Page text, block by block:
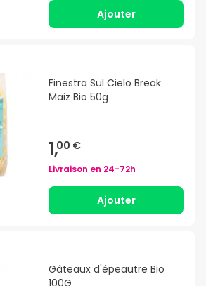
Ajouter
Finestra Sul Cielo Break
Maiz Bio 50g
1,00 €
Livraison en 24-72h
Ajouter
Gâteaux d'épeautre Bio
100G